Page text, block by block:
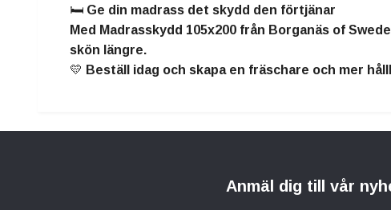
🛏️ Ge din madrass det skydd den förtjänar
Med Madrasskydd 105x200 från Borganäs of
skön längre.
💛 Beställ idag och skapa en fräschare och mer
Anmäl dig till vår